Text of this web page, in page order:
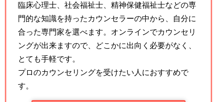
臨床心理士、社会福祉士、精神保健福祉士などの専
門的な知識を持ったカウンセラーの中から、自分に
合った専門家を選べます。オンラインでカウンセリ
ングが出来ますので、どこかに出向く必要がなく、
とても手軽です。
プロのカウンセリングを受けたい人におすすめで
す。